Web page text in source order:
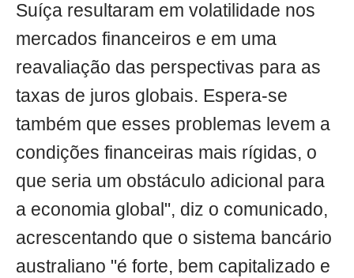
Suíça resultaram em volatilidade nos
mercados financeiros e em uma
reavaliação das perspectivas para as
taxas de juros globais. Espera-se
também que esses problemas levem a
condições financeiras mais rígidas, o
que seria um obstáculo adicional para
a economia global", diz o comunicado,
acrescentando que o sistema bancário
australiano "é forte, bem capitalizado e